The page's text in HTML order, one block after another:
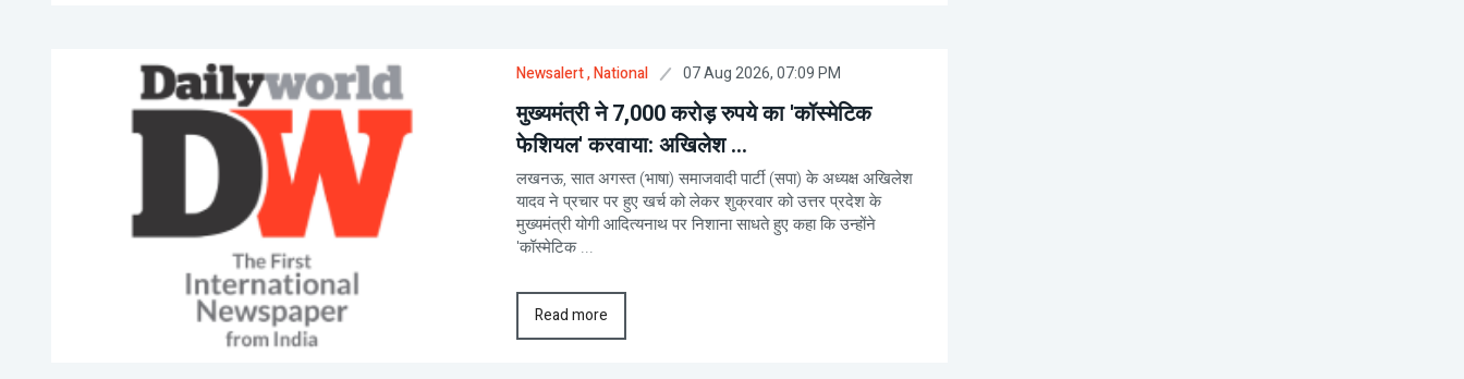
Newsalert, National 07 Aug 2026, 07:09 PM
मुख्यमंत्री ने 7,000 करोड़ रुपये का 'कॉस्मेटिक
फेशियल' करवाया: अखिलेश ...
लखनऊ, सात अगस्त (भाषा) समाजवादी पार्टी (सपा) के अध्यक्ष अखिलेश
यादव ने प्रचार पर हुए खर्च को लेकर शुक्रवार को उत्तर प्रदेश के
मुख्यमंत्री योगी आदित्यनाथ पर निशाना साधते हुए कहा कि उन्होंने
'कॉस्मेटिक ...
Read more